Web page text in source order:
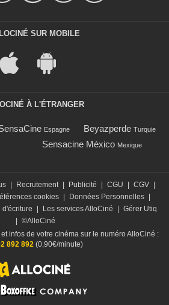
SUR MOBILE
À L'ÉTRANGER
Espagne Beyazperde Turquie
Sensacine México Mexique
Recrutement Publicité CGU CGV
cookies Données Personnelles
d'écriture Les services AlloCiné
Gérer Utiq
©AlloCiné
infos de votre cinéma sur le numéro AlloCiné :
892 892(0,90€/minute)